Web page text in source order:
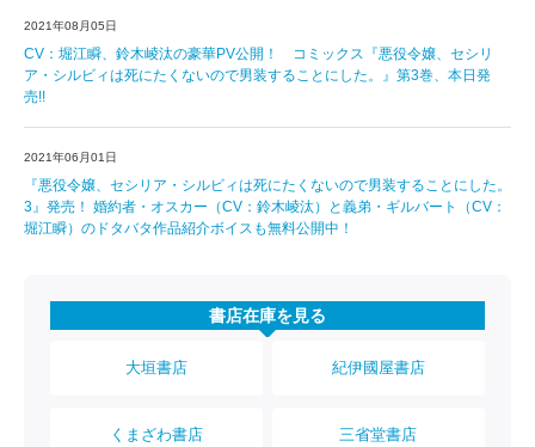
2021年08月05日
CV：堀江瞬、鈴木崚汰の豪華PV公開！ コミックス『悪役令嬢、セシリ
ア・シルビィは死にたくないので男装することにした。』第3巻、本日発
売!!
2021年06月01日
『悪役令嬢、セシリア・シルビィは死にたくないので男装することにした。
3』発売！ 婚約者・オスカー（CV：鈴木崚汰）と義弟・ギルバート（CV：
堀江瞬）のドタバタ作品紹介ボイスも無料公開中！
書店在庫を見る
大垣書店 紀伊國屋書店
くまざわ書店 三省堂書店